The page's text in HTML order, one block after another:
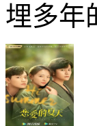
埋多年